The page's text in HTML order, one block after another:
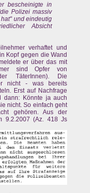
bescheinigte in
Polizei massiv
und eindeutig
Absicht
verhaftet und
Kopf gegen die Wand
er über das mit
sind Opfer von
TäterInnen). Die
nicht - was bereits
Erst auf Nachfrage
dann: Könnte ja auch
nicht. So einfach geht
gehören. Aus der
9.2.2007 (Az. 418 Js